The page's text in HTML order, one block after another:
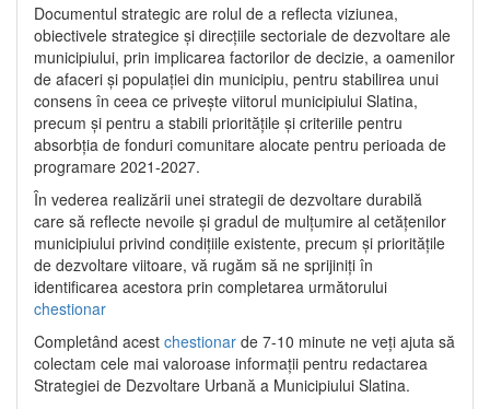
Documentul strategic are rolul de a reflecta viziunea,
obiectivele strategice și direcțiile sectoriale de dezvoltare ale
municipiului, prin implicarea factorilor de decizie, a oamenilor
de afaceri și populației din municipiu, pentru stabilirea unui
consens în ceea ce privește viitorul municipiului Slatina,
precum și pentru a stabili prioritățile și criteriile pentru
absorbția de fonduri comunitare alocate pentru perioada de
programare 2021-2027.
În vederea realizării unei strategii de dezvoltare durabilă
care să reflecte nevoile și gradul de mulțumire al cetățenilor
municipiului privind condițiile existente, precum și prioritățile
de dezvoltare viitoare, vă rugăm să ne sprijiniți în
identificarea acestora prin completarea următorului
chestionar
Completând acest chestionar de 7-10 minute ne veți ajuta să
colectam cele mai valoroase informații pentru redactarea
Strategiei de Dezvoltare Urbană a Municipiului Slatina.